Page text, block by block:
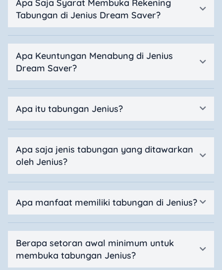
Apa Saja Syarat Membuka Rekening
Tabungan di Jenius Dream Saver?
Apa Keuntungan Menabung di Jenius
Dream Saver?
Apa itu tabungan Jenius?
Apa saja jenis tabungan yang ditawarkan
oleh Jenius?
Apa manfaat memiliki tabungan di Jenius?
Berapa setoran awal minimum untuk
membuka tabungan Jenius?